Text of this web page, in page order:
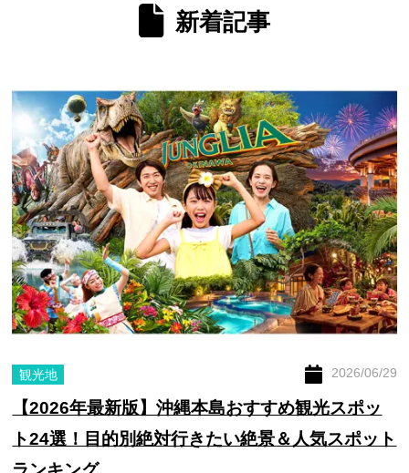
新着記事
観光地 2026/06/29
【2026年最新版】沖縄本島おすすめ観光スポッ
ト24選！目的別絶対行きたい絶景＆人気スポット